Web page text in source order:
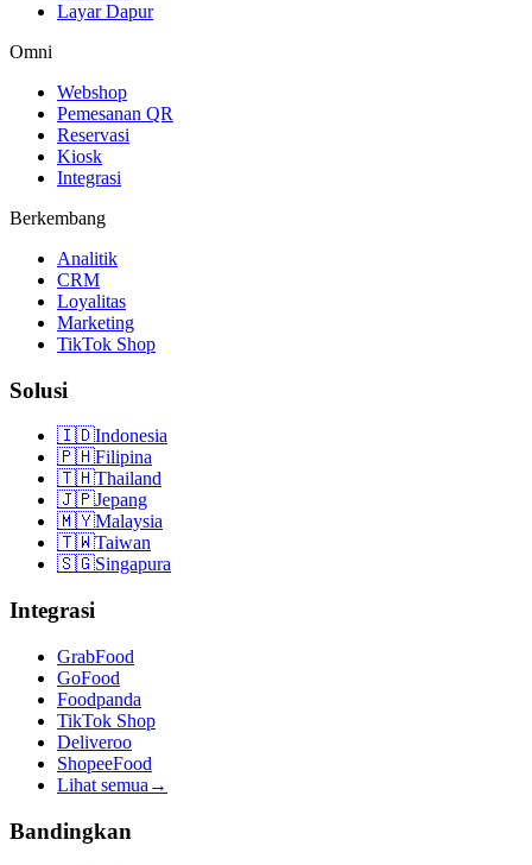
Layar Dapur
Omni
Webshop
Pemesanan QR
Reservasi
Kiosk
Integrasi
Berkembang
Analitik
CRM
Loyalitas
Marketing
TikTok Shop
Solusi
🇮🇩Indonesia
🇵🇭Filipina
🇹🇭Thailand
🇯🇵Jepang
🇲🇾Malaysia
🇹🇼Taiwan
🇸🇬Singapura
Integrasi
GrabFood
GoFood
Foodpanda
TikTok Shop
Deliveroo
ShopeeFood
Lihat semua →
Bandingkan